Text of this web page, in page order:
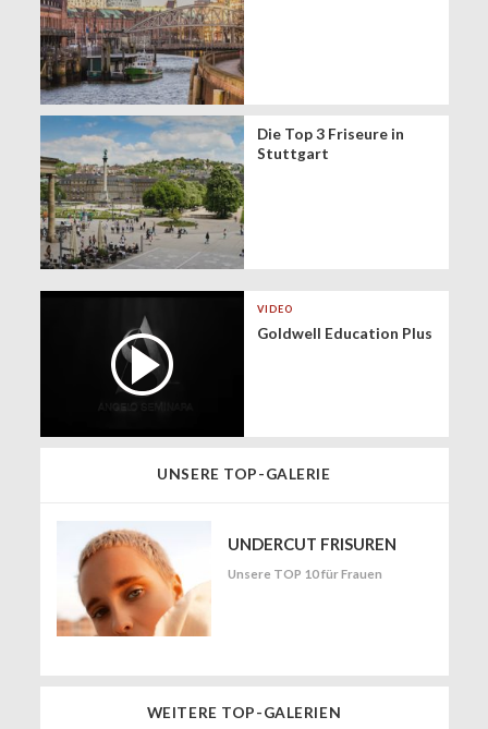
Die Top 3 Friseure in
Stuttgart
VIDEO
Goldwell Education Plus
UNSERE TOP-GALERIE
UNDERCUT FRISUREN
Unsere TOP 10 für Frauen
WEITERE TOP-GALERIEN